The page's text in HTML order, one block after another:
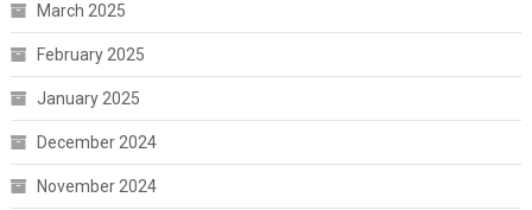
March 2025
February 2025
January 2025
December 2024
November 2024